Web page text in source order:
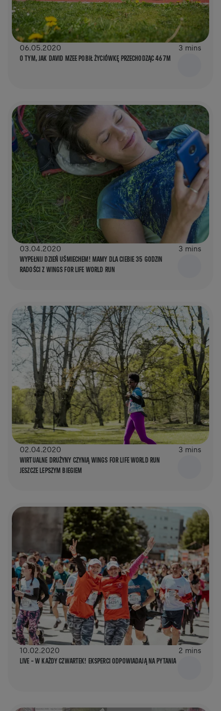
06.05.2020 3 mins
O TYM, JAK DAVID MZEE POBIŁ ŻYCIÓWKĘ PRZECHODZĄC 467M
03.04.2020 3 mins
WYPEŁNIJ DZIEŃ UŚMIECHEM! MAMY DLA CIEBIE 35 GODZIN
RADOŚCI Z WINGS FOR LIFE WORLD RUN
02.04.2020 3 mins
WIRTUALNE DRUŻYNY CZYNIĄ WINGS FOR LIFE WORLD RUN
JESZCZE LEPSZYM BIEGIEM
10.02.2020 2 mins
LIVE – W KAŻDY CZWARTEK! EKSPERCI ODPOWIADAJĄ NA PYTANIA